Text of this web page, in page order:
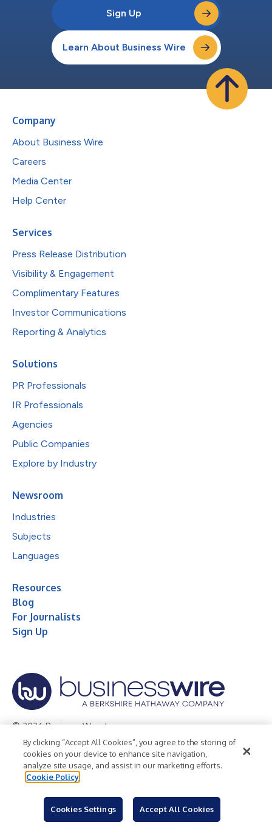
Sign Up
Learn About Business Wire
Company
About Business Wire
Careers
Media Center
Help Center
Services
Press Release Distribution
Visibility & Engagement
Complimentary Features
Investor Communications
Reporting & Analytics
Solutions
PR Professionals
IR Professionals
Agencies
Public Companies
Explore by Industry
Newsroom
Industries
Subjects
Languages
Resources
Blog
For Journalists
Sign Up
© 2026 Business Wire, Inc.
Privacy Policy Cookie Policy
Accessibility Statement
Terms of Use
Legal
By clicking “Accept All Cookies”, you agree to the storing of
cookies on your device to enhance site navigation,
analyze site usage, and assist in our marketing efforts.
Cookie Policy
Cookies Settings Accept All Cookies